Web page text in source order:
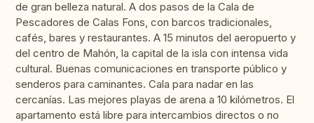
de gran belleza natural. A dos pasos de la Cala de
Pescadores de Calas Fons, con barcos tradicionales,
cafés, bares y restaurantes. A 15 minutos del aeropuerto y
del centro de Mahón, la capital de la isla con intensa vida
cultural. Buenas comunicaciones en transporte público y
senderos para caminantes. Cala para nadar en las
cercanías. Las mejores playas de arena a 10 kilómetros. El
apartamento está libre para intercambios directos o no